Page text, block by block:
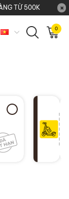
TỪ 500K
0